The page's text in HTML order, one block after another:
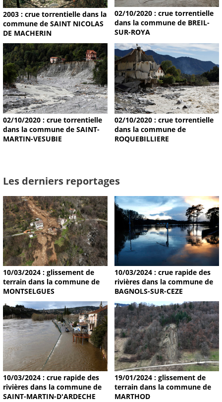
2003 : crue torrentielle dans la
commune de SAINT NICOLAS
DE MACHERIN
02/10/2020 : crue torrentielle
dans la commune de BREIL-
SUR-ROYA
02/10/2020 : crue torrentielle
dans la commune de SAINT-
MARTIN-VESUBIE
02/10/2020 : crue torrentielle
dans la commune de
ROQUEBILLIERE
Les derniers reportages
10/03/2024 : glissement de
terrain dans la commune de
MONTSELGUES
10/03/2024 : crue rapide des
rivières dans la commune de
BAGNOLS-SUR-CEZE
10/03/2024 : crue rapide des
rivières dans la commune de
SAINT-MARTIN-D'ARDECHE
19/01/2024 : glissement de
terrain dans la commune de
MARTHOD